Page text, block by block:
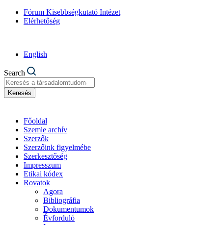
Fórum Kisebbségkutató Intézet
Elérhetőség
English
Search
Keresés
Főoldal
Szemle archív
Szerzők
Szerzőink figyelmébe
Szerkesztőség
Impresszum
Etikai kódex
Rovatok
Agora
Bibliográfia
Dokumentumok
Évforduló